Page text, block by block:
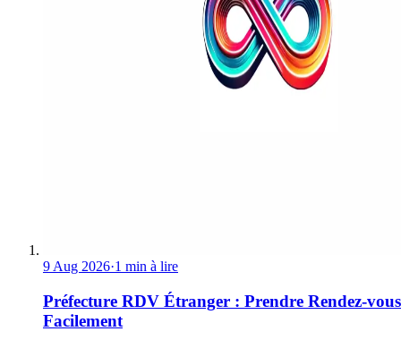
9 Aug 2026·1 min à lire
Préfecture RDV Étranger : Prendre Rendez-vous
Facilement